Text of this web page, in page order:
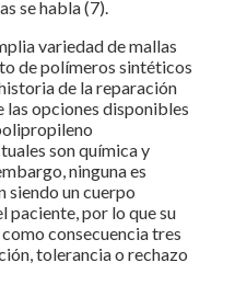
se habla (7).
variedad de mallas
de polímeros sintéticos
de la reparación
las opciones disponibles
son química y
ninguna es
siendo un cuerpo
paciente, por lo que su
consecuencia tres
tolerancia o rechazo